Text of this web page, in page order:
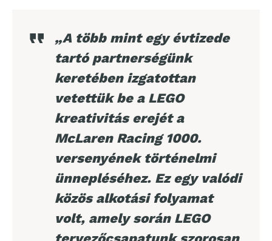
„A több mint egy évtizede
tartó partnerségünk
keretében izgatottan
vetettük be a LEGO
kreativitás erejét a
McLaren Racing 1000.
versenyének történelmi
ünnepléséhez. Ez egy valódi
közös alkotási folyamat
volt, amely során LEGO